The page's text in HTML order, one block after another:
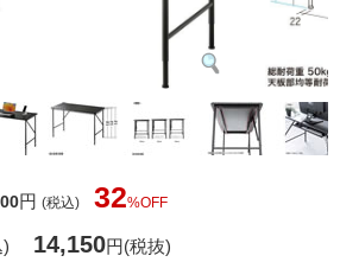
円 (税込) 32%OFF
14,150円(税抜)